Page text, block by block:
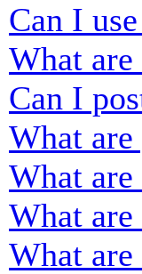
Can I
What
Can I
What are
What are
What
What